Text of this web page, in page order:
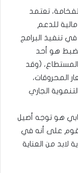
تعتمد
للدعم
تنفيذ البرامج
هو أحد
(وقد
المحروقات،
الجاري
هو توجه أصيل
على أنه في
لابد من العناية